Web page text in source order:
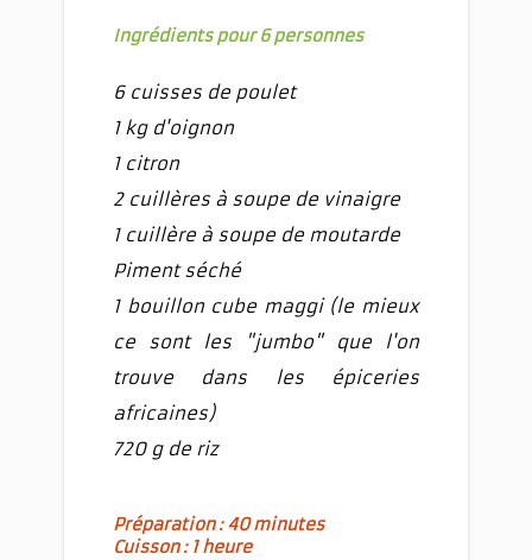
Ingrédients pour 6 personnes
6 cuisses de poulet
1 kg d'oignon
1 citron
2 cuillères à soupe de vinaigre
1 cuillère à soupe de moutarde
Piment séché
1 bouillon cube maggi (le mieux
ce sont les "jumbo" que l'on
trouve dans les épiceries
africaines)
720 g de riz
Préparation : 40 minutes
Cuisson : 1 heure